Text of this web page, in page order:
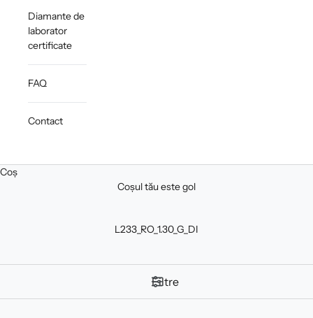
Diamante de
laborator
certificate
FAQ
Contact
Coș
Coșul tău este gol
L233_RO_1.30_G_DI
Filtre